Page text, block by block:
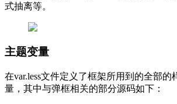
式抽离等。
主题变量
在var.less文件定义了框架所用到的全部的
量，其中与弹框相关的部分源码如下：